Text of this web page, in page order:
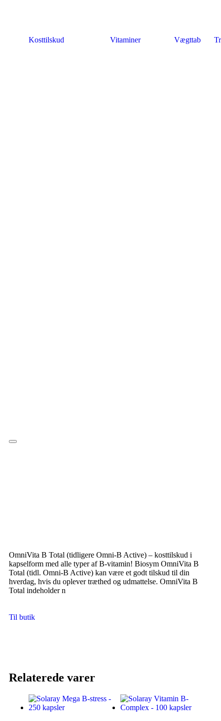
Kosttilskud Vitaminer Vægttab
Hamburger Toggle Menu
OmniVita B Total (tidligere Omni-B Active) – kosttilskud i
kapselform med alle typer af B-vitamin! Biosym OmniVita B
Total (tidl. Omni-B Active) kan være et godt tilskud til din
hverdag, hvis du oplever træthed og udmattelse. OmniVita B
Total indeholder n
Til butik
Relaterede varer